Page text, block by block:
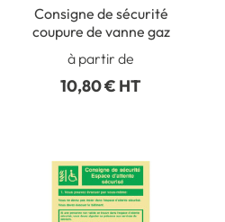
Consigne de sécurité
coupure de vanne gaz
à partir de
10,80 € HT